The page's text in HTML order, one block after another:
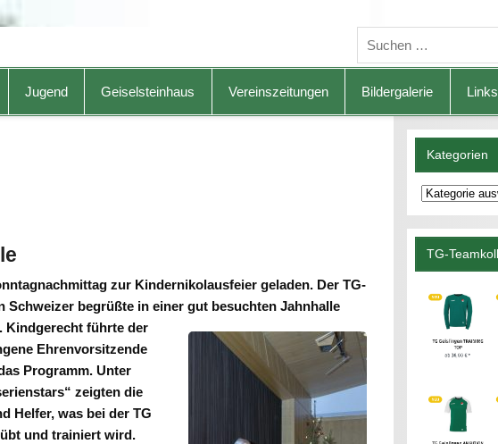
Jugend Geiselsteinhaus Vereinszeitungen Bildergalerie Links
zur Kindernikolausfeier geladen. Der TG-
Schweizer begrüßte in einer gut besuchten Jahnhalle
Kindgerecht führte der
Ehrenvorsitzende
Programm. Unter
zeigten die
Helfer, was bei der TG
und trainiert wird.
Kategorien
Kategorien
TG-